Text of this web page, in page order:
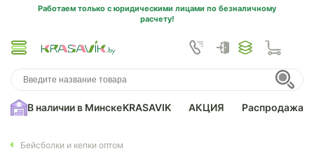
Работаем только с юридическими лицами по безналичному
расчету!
В наличии в МинскеKRASAVIK АКЦИЯ Распродажа
Бейсболки и кепки оптом